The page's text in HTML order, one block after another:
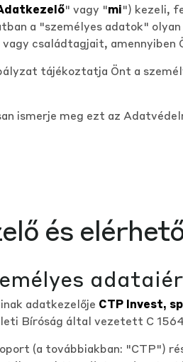
" vagy "mi") kezeli,
a "személyes adatok"
családtagjait, amennyiben
tájékoztatja Önt a
ismerje meg ezt az
és
adatkezelője CTP Invest,
Bíróság által vezetett C
(a továbbiakban: "CTP")